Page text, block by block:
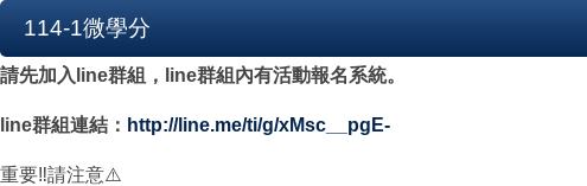
114-1微學分
請先加入line群組，line群組內有活動報名系統。
line群組連結： http://line.me/ti/g/xMsc__pgE-
重要‼️請注意⚠️